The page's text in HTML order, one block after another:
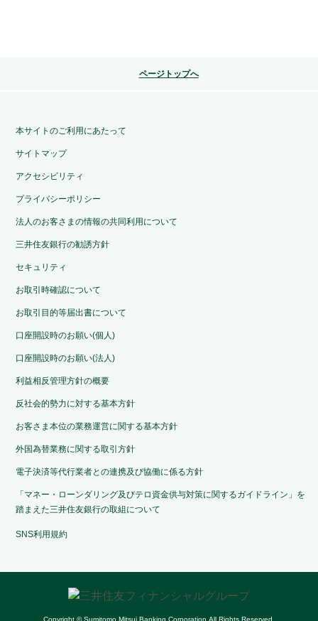
ページトップへ
本サイトのご利用にあたって
サイトマップ
アクセシビリティ
プライバシーポリシー
法人のお客さまの情報の共同利用について
三井住友銀行の勧誘方針
セキュリティ
お取引時確認について
お取引目的等届出書について
口座開設時のお願い(個人)
口座開設時のお願い(法人)
利益相反管理方針の概要
反社会的勢力に対する基本方針
お客さま本位の業務運営に関する基本方針
外国為替業務に関する取引方針
電子決済等代行業者との連携及び協働に係る方針
「マネー・ローンダリング及びテロ資金供与対策に関するガイドライン」を
踏まえた三井住友銀行の取組について
SNS利用規約
Copyright © Sumitomo Mitsui Banking Corporation.All Rights Reserved.